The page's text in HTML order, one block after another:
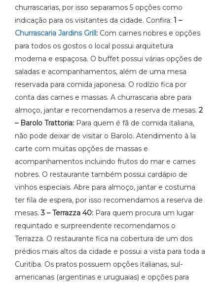
churrascarias, por isso separamos 5 opções como
indicação para os visitantes da cidade. Confira: 1 –
Churrascaria Jardins Grill: Com carnes nobres e opções
para todos os gostos o local possui arquitetura
moderna e espaçosa. O buffet possui várias opções de
saladas e acompanhamentos, além de uma mesa
reservada para comida japonesa. O rodízio fica por
conta das carnes e massas. A churrascaria abre para
almoço, jantar e recomendamos a reserva de mesas. 2
– Barolo Trattoria: Para quem é fã de comida italiana,
não pode deixar de visitar o Barolo. Atendimento à la
carte com muitas opções de massas e
acompanhamentos incluindo frutos do mar e carnes
nobres. O restaurante também possui cardápio de
vinhos especiais. Abre para almoço, jantar e costuma
ter fila de espera, por isso recomendamos a reserva de
mesas.3 – Terrazza 40: Para quem procura um lugar
requintado e surpreendente recomendamos o
Terrazza. O restaurante fica na cobertura de um dos
prédios mais altos da cidade e possui a vista para toda a
Curitiba. Os pratos possuem opções italianas, sul-
americanas (argentinas e uruguaias) e opções para